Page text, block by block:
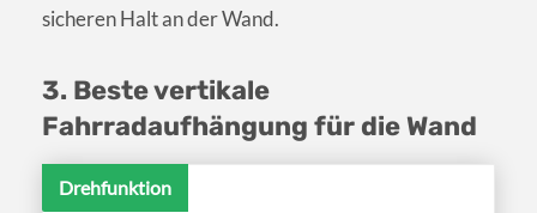
sicheren Halt an der Wand.
3. Beste vertikale
Fahrradaufhängung für die Wand
Drehfunktion